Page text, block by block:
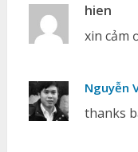
hien
xin cảm
Nguyễn
thanks